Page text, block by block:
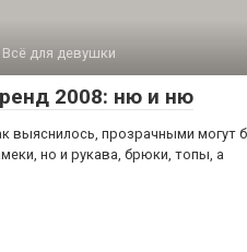
Всё для девушки
2008: ню и ню
выяснилось, прозрачными могут
но и рукава, брюки, топы, а